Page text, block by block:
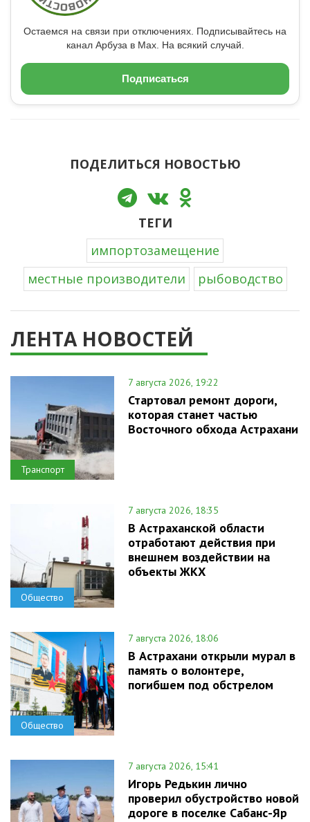
Остаемся на связи при отключениях. Подписывайтесь на
канал Арбуза в Max. На всякий случай.
Подписаться
ПОДЕЛИТЬСЯ НОВОСТЬЮ
ТЕГИ
импортозамещение
местные производители
рыбоводство
ЛЕНТА НОВОСТЕЙ
Транспорт
7 августа 2026, 19:22
Стартовал ремонт дороги,
которая станет частью
Восточного обхода Астрахани
Общество
7 августа 2026, 18:35
В Астраханской области
отработают действия при
внешнем воздействии на
объекты ЖКХ
Общество
7 августа 2026, 18:06
В Астрахани открыли мурал в
память о волонтере,
погибшем под обстрелом
7 августа 2026, 15:41
Игорь Редькин лично
проверил обустройство новой
дороге в поселке Сабанс-Яр